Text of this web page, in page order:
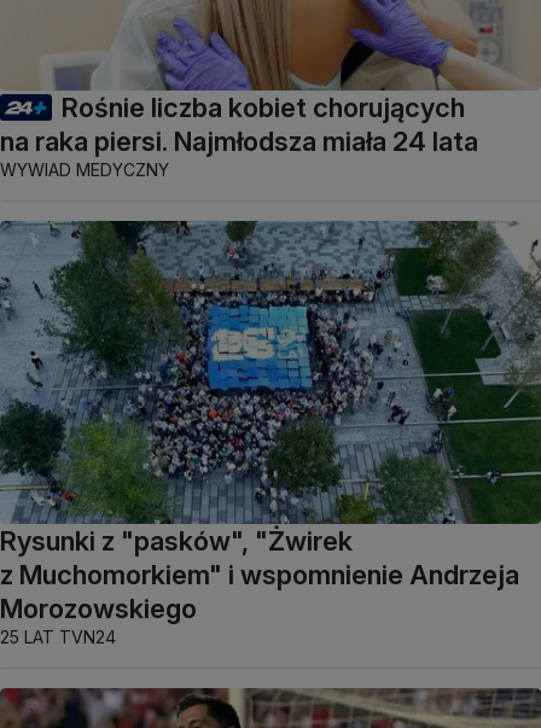
Rośnie liczba kobiet chorujących
na raka piersi. Najmłodsza miała 24 lata
WYWIAD MEDYCZNY
Rysunki z "pasków", "Żwirek
z Muchomorkiem" i wspomnienie Andrzeja
Morozowskiego
25 LAT TVN24